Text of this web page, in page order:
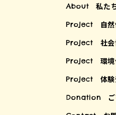
About 私た
Project 自
Project 社
Project 環
Project 体
Donation